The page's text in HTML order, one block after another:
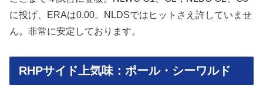
に投げ、ERAは0.00。NLDSではヒットさえ許していませ
ん。非常に安定しております。
RHPサイド上気味：ポール・シーワルド